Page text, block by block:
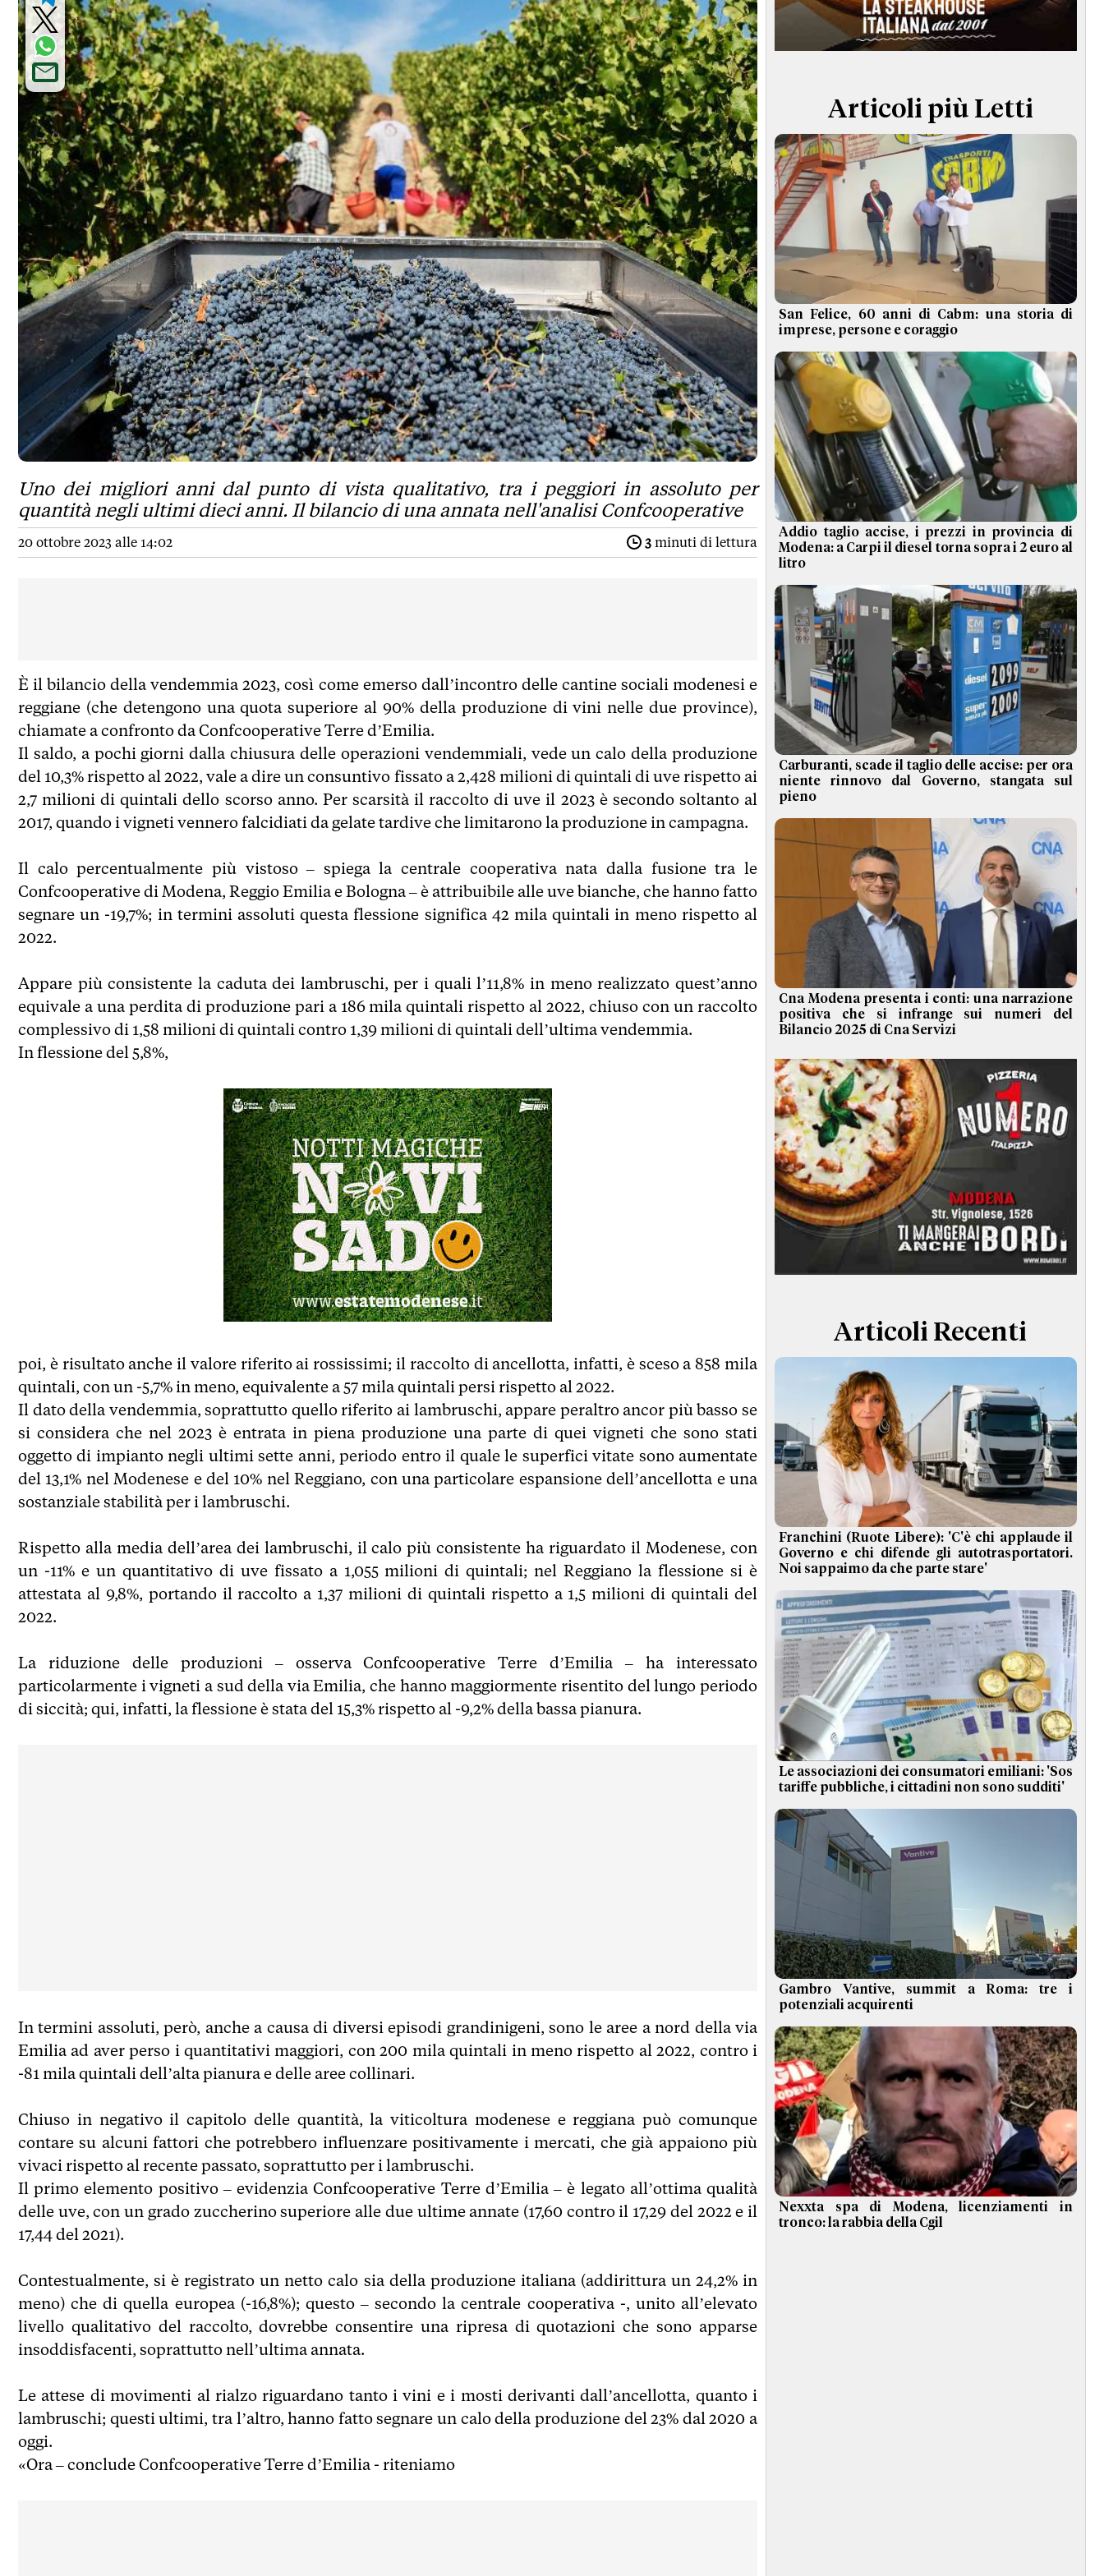
TERMINI e CONDIZIONI
Uno dei migliori anni dal punto di vista qualitativo, tra i peggiori in assoluto per
quantità negli ultimi dieci anni. Il bilancio di una annata nell'analisi Confcooperative
20 ottobre 2023 alle 14:02 3 minuti di lettura
È il bilancio della vendemmia 2023, così come emerso dall’incontro delle cantine sociali modenesi e
reggiane (che detengono una quota superiore al 90% della produzione di vini nelle due province),
chiamate a confronto da Confcooperative Terre d’Emilia.
Il saldo, a pochi giorni dalla chiusura delle operazioni vendemmiali, vede un calo della produzione
del 10,3% rispetto al 2022, vale a dire un consuntivo fissato a 2,428 milioni di quintali di uve rispetto ai
2,7 milioni di quintali dello scorso anno. Per scarsità il raccolto di uve il 2023 è secondo soltanto al
2017, quando i vigneti vennero falcidiati da gelate tardive che limitarono la produzione in campagna.
Il calo percentualmente più vistoso – spiega la centrale cooperativa nata dalla fusione tra le
Confcooperative di Modena, Reggio Emilia e Bologna – è attribuibile alle uve bianche, che hanno fatto
segnare un -19,7%; in termini assoluti questa flessione significa 42 mila quintali in meno rispetto al
2022.
Appare più consistente la caduta dei lambruschi, per i quali l’11,8% in meno realizzato quest’anno
equivale a una perdita di produzione pari a 186 mila quintali rispetto al 2022, chiuso con un raccolto
complessivo di 1,58 milioni di quintali contro 1,39 milioni di quintali dell’ultima vendemmia.
In flessione del 5,8%,
poi, è risultato anche il valore riferito ai rossissimi; il raccolto di ancellotta, infatti, è sceso a 858 mila
quintali, con un -5,7% in meno, equivalente a 57 mila quintali persi rispetto al 2022.
Il dato della vendemmia, soprattutto quello riferito ai lambruschi, appare peraltro ancor più basso se
si considera che nel 2023 è entrata in piena produzione una parte di quei vigneti che sono stati
oggetto di impianto negli ultimi sette anni, periodo entro il quale le superfici vitate sono aumentate
del 13,1% nel Modenese e del 10% nel Reggiano, con una particolare espansione dell’ancellotta e una
sostanziale stabilità per i lambruschi.
Rispetto alla media dell’area dei lambruschi, il calo più consistente ha riguardato il Modenese, con
un -11% e un quantitativo di uve fissato a 1,055 milioni di quintali; nel Reggiano la flessione si è
attestata al 9,8%, portando il raccolto a 1,37 milioni di quintali rispetto a 1,5 milioni di quintali del
2022.
La riduzione delle produzioni – osserva Confcooperative Terre d’Emilia – ha interessato
particolarmente i vigneti a sud della via Emilia, che hanno maggiormente risentito del lungo periodo
di siccità; qui, infatti, la flessione è stata del 15,3% rispetto al -9,2% della bassa pianura.
In termini assoluti, però, anche a causa di diversi episodi grandinigeni, sono le aree a nord della via
Emilia ad aver perso i quantitativi maggiori, con 200 mila quintali in meno rispetto al 2022, contro i
-81 mila quintali dell’alta pianura e delle aree collinari.
Chiuso in negativo il capitolo delle quantità, la viticoltura modenese e reggiana può comunque
contare su alcuni fattori che potrebbero influenzare positivamente i mercati, che già appaiono più
vivaci rispetto al recente passato, soprattutto per i lambruschi.
Il primo elemento positivo – evidenzia Confcooperative Terre d’Emilia – è legato all’ottima qualità
delle uve, con un grado zuccherino superiore alle due ultime annate (17,60 contro il 17,29 del 2022 e il
17,44 del 2021).
Contestualmente, si è registrato un netto calo sia della produzione italiana (addirittura un 24,2% in
meno) che di quella europea (-16,8%); questo – secondo la centrale cooperativa -, unito all’elevato
livello qualitativo del raccolto, dovrebbe consentire una ripresa di quotazioni che sono apparse
insoddisfacenti, soprattutto nell’ultima annata.
Le attese di movimenti al rialzo riguardano tanto i vini e i mosti derivanti dall’ancellotta, quanto i
lambruschi; questi ultimi, tra l’altro, hanno fatto segnare un calo della produzione del 23% dal 2020 a
oggi.
«Ora – conclude Confcooperative Terre d’Emilia - riteniamo
Articoli più Letti
San Felice, 60 anni di Cabm: una storia di
imprese, persone e coraggio
Addio taglio accise, i prezzi in provincia di
Modena: a Carpi il diesel torna sopra i 2 euro al
litro
Carburanti, scade il taglio delle accise: per ora
niente rinnovo dal Governo, stangata sul
pieno
Cna Modena presenta i conti: una narrazione
positiva che si infrange sui numeri del
Bilancio 2025 di Cna Servizi
Articoli Recenti
Franchini (Ruote Libere): 'C'è chi applaude il
Governo e chi difende gli autotrasportatori.
Noi sappaimo da che parte stare'
Le associazioni dei consumatori emiliani: 'Sos
tariffe pubbliche, i cittadini non sono sudditi'
Gambro Vantive, summit a Roma: tre i
potenziali acquirenti
Nexxta spa di Modena, licenziamenti in
tronco: la rabbia della Cgil